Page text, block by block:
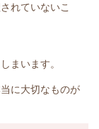
れていないこ
まいます。
に大切なものが